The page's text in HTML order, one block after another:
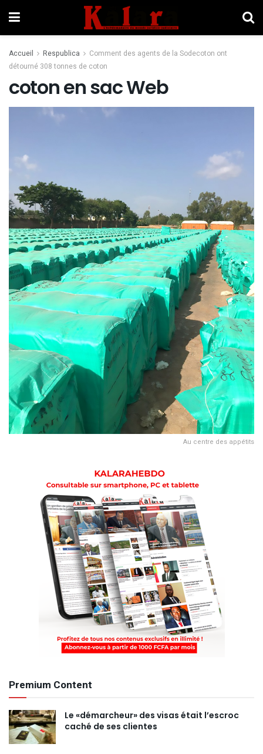
Accueil Respublica
Comment des agents de la Sodecoton ont
détourné 308 tonnes de coton
coton en sac Web
Au centre des appétits
Premium Content
Le «démarcheur» des visas était l’escroc
caché de ses clientes